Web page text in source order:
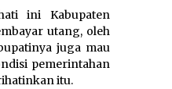
ini Kabupaten
utang, oleh
juga mau
pemerintahan
itu.